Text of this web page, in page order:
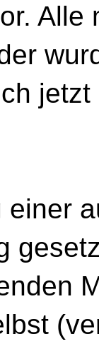
Alle
einer